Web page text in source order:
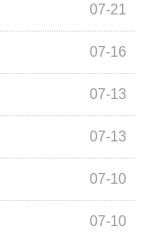
07-21
07-16
07-13
07-13
07-10
07-10